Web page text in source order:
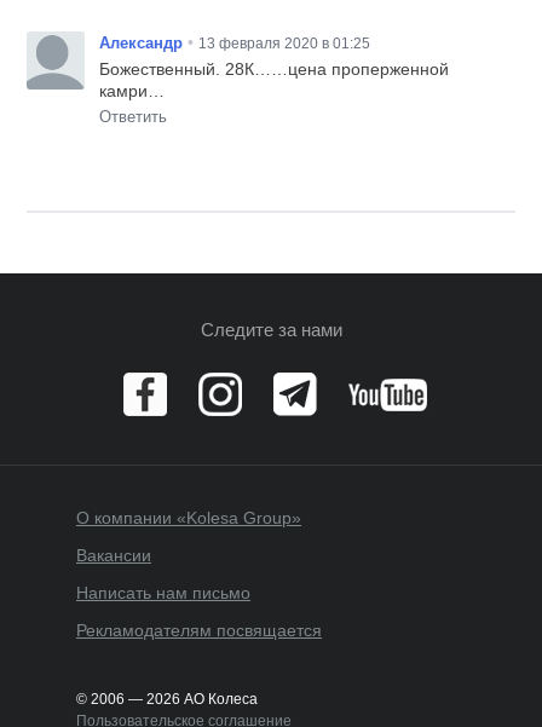
Александр • 13 февраля 2020 в 01:25
Божественный. 28К……цена проперженной
камри…
Ответить
Следите за нами
О компании «Kolesa Group»
Вакансии
Написать нам письмо
Рекламодателям посвящается
© 2006 — 2026 АО Колеса
Пользовательское соглашение